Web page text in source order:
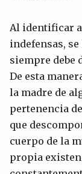
Al identificar
indefensas,
siempre debe
De esta
la madre de
pertenencia
que
cuerpo de la
propia